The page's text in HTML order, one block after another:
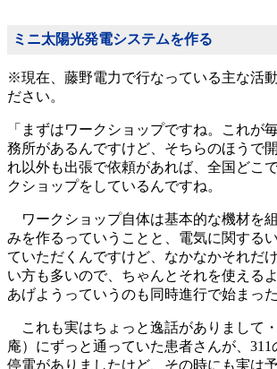
ミニ太陽光発電システムを作る
※現在、藤野電力で行なっている主な活
ださい。
「まずはワークショップですね。これが
務所があるんですけど、そちらのほうで
れ以外も出張で依頼があれば、全国どこ
クショップをしているんですね。
ワークショップ自体は基本的な機材を
みを作るっていうことと、電気に関する
ていただくんですけど、なかなかそれだ
い方も多いので、ちゃんとそれを使える
あげようっていうのも同時進行で始まった
これも実はちょっと逸話がありまして
庵）にずっと通っていた患者さんが、
停電がありましたけど、その時にも実は